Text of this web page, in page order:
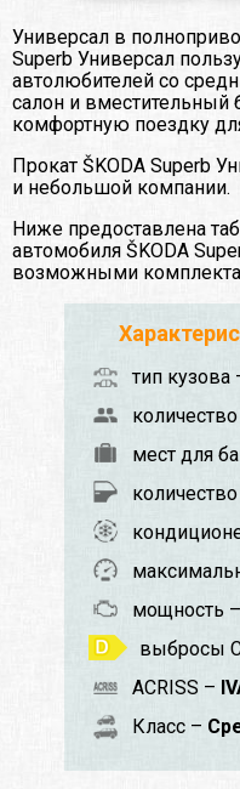
Универсал в
Superb Универсал
автолюбителей со
салон и вместительный
комфортную поездку
Прокат ŠKODA Superb
и небольшой компании.
Ниже предоставлена
автомобиля ŠKODA
возможными
тип кузова
мест для
мощность –
выбросы
ACRISS –
Класс –